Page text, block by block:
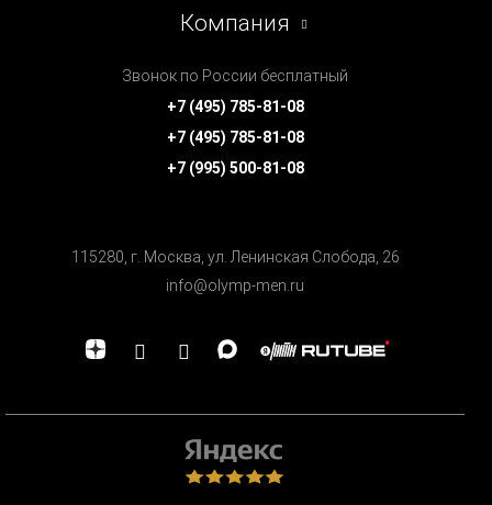
Компания
Звонок по России бесплатный
+7 (495) 785-81-08
+7 (495) 785-81-08
+7 (995) 500-81-08
115280, г. Москва, ул. Ленинская Cлобода, 26
info@olymp-men.ru